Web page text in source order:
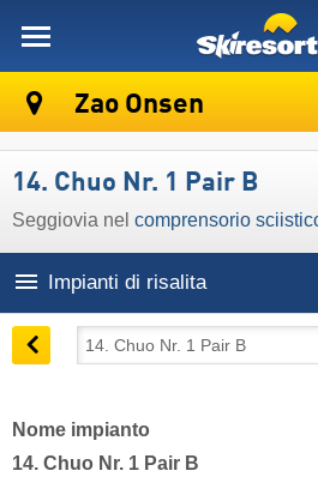
Zao Onsen
14. Chuo Nr. 1 Pair B
Seggiovia nel comprensorio
Impianti di risalita
Nome impianto
14. Chuo Nr. 1 Pair B